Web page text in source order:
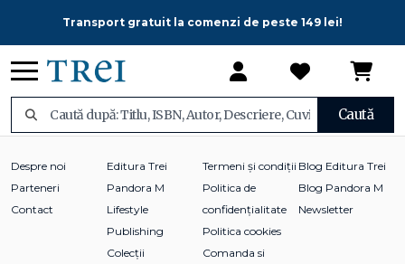
Transport gratuit la comenzi de peste 149 lei!
Caută
Despre noi
Parteneri
Contact
Editura Trei
Pandora M
Lifestyle
Publishing
Colecții
Termeni și condiții
Politica de
confidențialitate
Politica cookies
Comanda si
Blog Editura Trei
Blog Pandora M
Newsletter